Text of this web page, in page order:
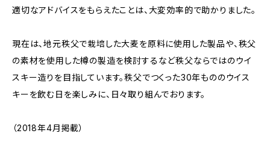
適切なアドバイスをもらえたことは、大変効率的で助かりました。
現在は、地元秩父で栽培した大麦を原料に使用した製品や、秩父
の素材を使用した樽の製造を検討するなど秩父ならではのウイ
スキー造りを目指しています。秩父でつくった30年もののウイス
キーを飲む日を楽しみに、日々取り組んでおります。
（2018年4月掲載）